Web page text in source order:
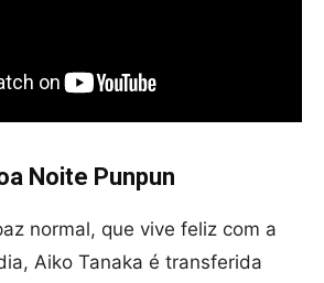
Noite Punpun
normal, que vive feliz com a
Aiko Tanaka é transferida